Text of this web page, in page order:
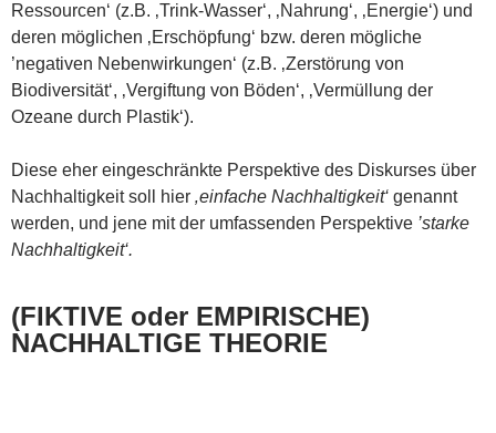
Ressourcen‘ (z.B. ‚Trink-Wasser‘, ‚Nahrung‘, ‚Energie‘) und
deren möglichen ‚Erschöpfung‘ bzw. deren mögliche
’negativen Nebenwirkungen‘ (z.B. ‚Zerstörung von
Biodiversität‘, ‚Vergiftung von Böden‘, ‚Vermüllung der
Ozeane durch Plastik‘).
Diese eher eingeschränkte Perspektive des Diskurses über
Nachhaltigkeit soll hier ‚einfache Nachhaltigkeit‘ genannt
werden, und jene mit der umfassenden Perspektive ’starke
Nachhaltigkeit‘.
(FIKTIVE oder EMPIRISCHE)
NACHHALTIGE THEORIE